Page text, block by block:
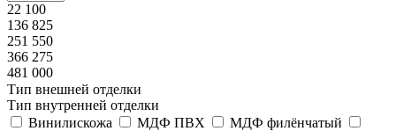
22 100
136 825
251 550
366 275
481 000
Тип внешней отделки
Тип внутренней отделки
Винилискожа
МДФ ПВХ
МДФ филёнчатый